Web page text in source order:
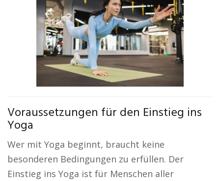
Voraussetzungen für den Einstieg ins
Yoga
Wer mit Yoga beginnt, braucht keine
besonderen Bedingungen zu erfüllen. Der
Einstieg ins Yoga ist für Menschen aller